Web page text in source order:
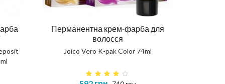
OIL
Відновлюючий шампунь 250ml
OHANIC REPAIR SHAMPOO
Перманентна крем-фарба для
волосся
Joico Vero K-pak Color 74ml